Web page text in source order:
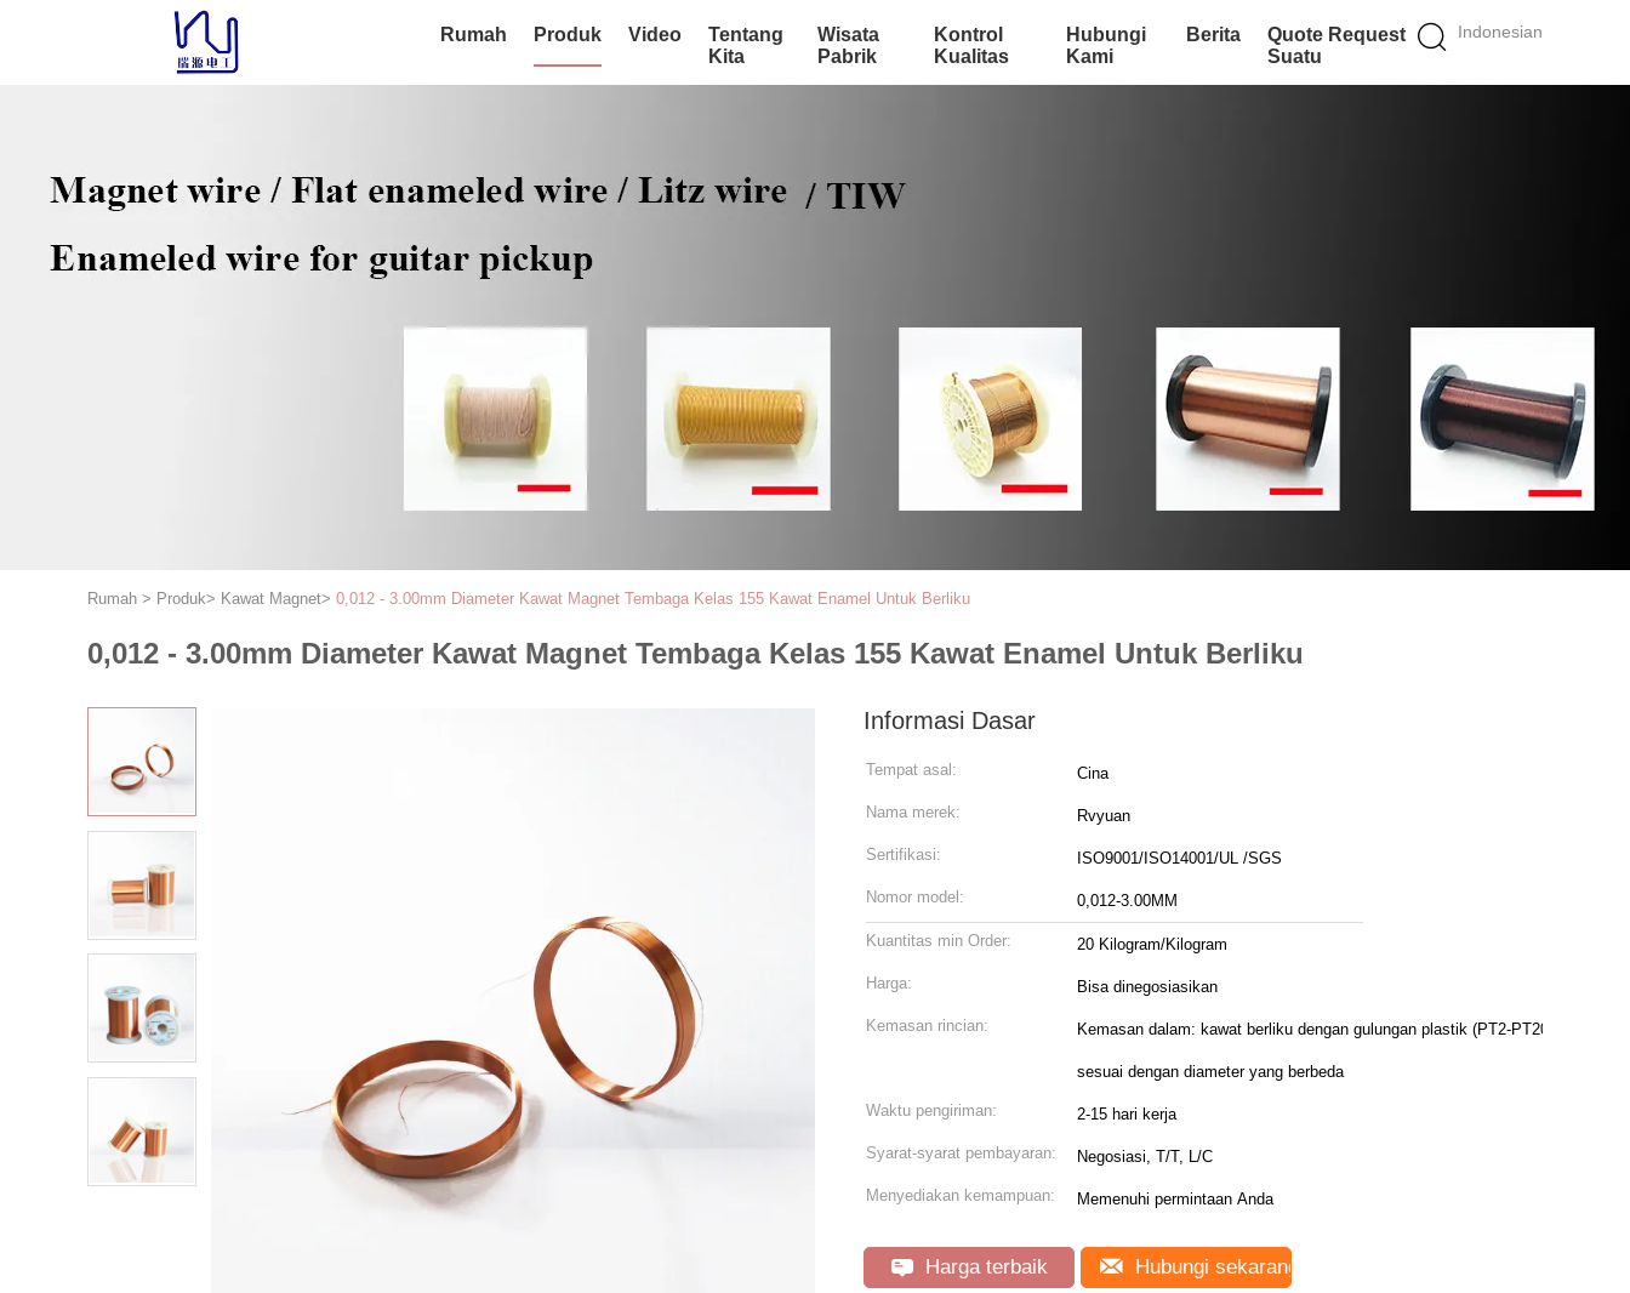
Indonesian
Rumah Produk Video
Tentang
Kita
Wisata
Pabrik
Kontrol
Kualitas
Hubungi
Kami
Berita
Quote Request
Suatu
Rumah > Produk> Kawat Magnet> 0,012 - 3.00mm Diameter Kawat Magnet Tembaga Kelas 155 Kawat Enamel Untuk Berliku
0,012 - 3.00mm Diameter Kawat Magnet Tembaga Kelas 155 Kawat Enamel Untuk Berliku
Informasi Dasar
Tempat asal: Cina
Nama merek: Rvyuan
Sertifikasi: ISO9001/ISO14001/UL /SGS
Nomor model: 0,012-3.00MM
Kuantitas min Order: 20 Kilogram/Kilogram
Harga: Bisa dinegosiasikan
Kemasan rincian: Kemasan dalam: kawat berliku dengan gulungan plastik (PT2-PT200)
sesuai dengan diameter yang berbeda
Waktu pengiriman: 2-15 hari kerja
Syarat-syarat pembayaran: Negosiasi, T/T, L/C
Menyediakan kemampuan: Memenuhi permintaan Anda
Harga terbaik Hubungi sekarang